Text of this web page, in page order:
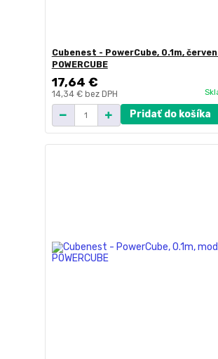
Cubenest - PowerCube, 0.1m,
POWERCUBE
17,64 €
14,34 € bez DPH
Pridať do košíka